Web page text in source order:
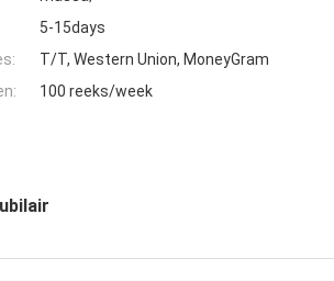
5-15days
T/T, Western Union, MoneyGram
100 reeks/week